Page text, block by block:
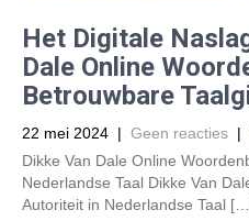
Het Digitale
Dale Online
Betrouwbare
22 mei 2024 | Geen reacties |
Dikke Van Dale Online
Nederlandse Taal Dikke Van
Autoriteit in Nederlandse Taal